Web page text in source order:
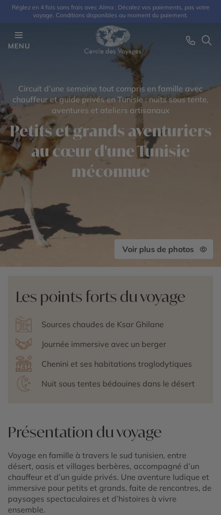
Réglez en 4 fois sans frais avec Alma : Décalez vos paiements, pas votre
voyage. Conditions disponibles au moment du paiement.
MENU
Circuit d’une semaine tout compris en famille avec
chauffeur et guide privés en Tunisie : nuits sous tente,
aventures et ateliers artisanaux
Petits et grands aventuriers
au cœur d'une Tunisie
méconnue
Voir plus de photos
Les points forts du voyage
Sources chaudes de Ksar Ghilane
Journée immersive avec un berger
Chenini et ses habitations troglodytiques
Nuit sous tentes bédouines dans le désert
Présentation du voyage
Voyage en famille à travers le sud tunisien, entre
désert, oasis et villages berbères, accompagné d’un
chauffeur et d’un guide privés. Une aventure ludique et
immersive pour petits et grands, faite de rencontres, de
paysages spectaculaires et d’histoires à vivre
ensemble.